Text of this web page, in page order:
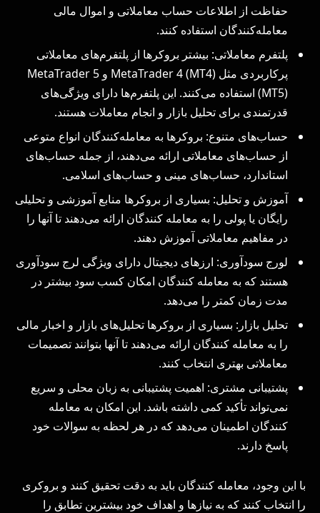
حفاظت از اطلاعات حساب معاملاتی و اموال مالی
معامله‌کنندگان استفاده کنند.
پلتفرم معاملاتی: بیشتر بروکرها از پلتفرم‌های معاملاتی
پرکاربردی مثل MetaTrader 4 (MT4) و MetaTrader 5
(MT5) استفاده می‌کنند. این پلتفرم‌ها دارای ویژگی‌های
قدرتمندی برای تحلیل بازار و انجام معاملات هستند.
حساب‌های متنوع: بروکرها به معامله‌کنندگان انواع متوعی
از حساب‌های معاملاتی ارائه می‌دهند، از جمله حساب‌های
استاندارد، حساب‌های مینی و حساب‌های اسلامی.
آموزش و تحلیل: بسیاری از بروکرها منابع آموزشی و تحلیلی
رایگان یا پولی را به معامله‌ کنندگان ارائه می‌دهند تا آنها را
در مفاهیم معاملاتی آموزش دهند.
لورج سودآوری: ارزهای دیجیتال دارای ویژگی لرج سودآوری
هستند که به معامله‌ کنندگان امکان کسب سود بیشتر در
مدت زمان کمتر را می‌دهد.
تحلیل بازار: بسیاری از بروکرها تحلیل‌های بازار و اخبار مالی
را به معامله‌ کنندگان ارائه می‌دهند تا آنها بتوانند تصمیمات
معاملاتی بهتری انتخاب کنند.
پشتیبانی مشتری: اهمیت پشتیبانی به زبان محلی و سریع
نمی‌تواند تأکید کمی داشته باشد. این امکان به معامله‌
کنندگان اطمینان می‌دهد که در هر لحظه به سوالات خود
پاسخ دارند.
با این وجود، معامله‌ کنندگان باید به دقت تحقیق کنند و بروکری
را انتخاب کنند که به نیازها و اهداف خود بیشترین تطابق را